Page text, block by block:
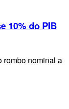
10% do PIB
rombo nominal a